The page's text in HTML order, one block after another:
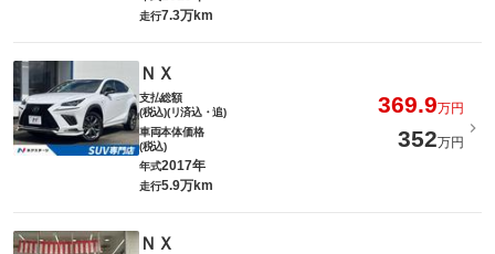
走行7.3万km
ＮＸ
支払総額
(税込)(リ済込・追)
369.9万円
車両本体価格
(税込)
352万円
年式2017年
走行5.9万km
ＮＸ